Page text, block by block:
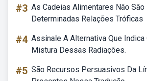
#3 As Cadeias Alimentares Não
Determinadas Relações Tróficas
#4 Assinale A Alternativa Que Indica
Mistura Dessas Radiações.
#5 São Recursos Persuasivos Da